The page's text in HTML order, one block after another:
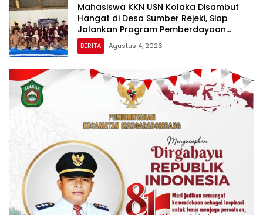
Mahasiswa KKN USN Kolaka Disambut
Hangat di Desa Sumber Rejeki, Siap
Jalankan Program Pemberdayaan
Masyarakat
BERITA Agustus 4, 2026